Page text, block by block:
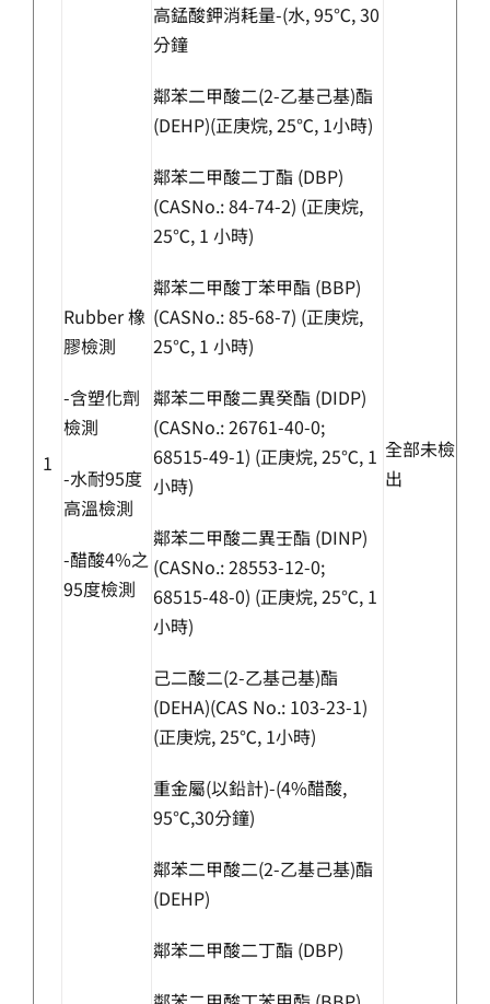
1
Rubber 橡
膠檢測
-含塑化劑
檢測
-水耐95度
高溫檢測
-醋酸4%之
95度檢測
高錳酸鉀消耗量-(水, 95℃, 30
分鐘
鄰苯二甲酸二(2-乙基己基)酯
(DEHP)(正庚烷, 25℃, 1小時)
鄰苯二甲酸二丁酯 (DBP)
(CASNo.: 84-74-2) (正庚烷,
25℃, 1 小時)
鄰苯二甲酸丁苯甲酯 (BBP)
(CASNo.: 85-68-7) (正庚烷,
25℃, 1 小時)
鄰苯二甲酸二異癸酯 (DIDP)
(CASNo.: 26761-40-0;
68515-49-1) (正庚烷, 25℃, 1
小時)
鄰苯二甲酸二異壬酯 (DINP)
(CASNo.: 28553-12-0;
68515-48-0) (正庚烷, 25℃, 1
小時)
己二酸二(2-乙基己基)酯
(DEHA)(CAS No.: 103-23-1)
(正庚烷, 25℃, 1小時)
重金屬(以鉛計)-(4%醋酸,
95℃,30分鐘)
鄰苯二甲酸二(2-乙基己基)酯
(DEHP)
鄰苯二甲酸二丁酯 (DBP)
全部未檢
出